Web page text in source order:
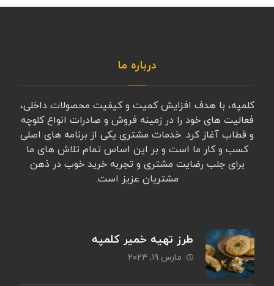
درباره ما
کلمپه، با هدف افزایش کمیت و کیفیت محصولات داخلی،
فعالیت های خود را در زمینه فروش و صادرات انواع کلوچه
و قطاب آغاز کرد. خدمات مشتری یکی از برنامه های اصلی
کسب و کار ما است و بر این اساس تمام تلاش های ما
برای جلب رضایت مشتری و تجربه خرید خوب در ذهن
مشتریان عزیز است.
طرز تهیه خمیر کلمپه
مارس ۱۹, ۲۰۲۴